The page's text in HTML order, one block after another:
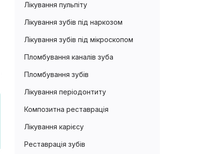
Лікування пульпіту
Лікування зубів під наркозом
Лікування зубів під мікроскопом
Пломбування каналів зуба
Пломбування зубів
Лікування періодонтиту
Композитна реставрація
Лікування карієсу
Реставрація зубів